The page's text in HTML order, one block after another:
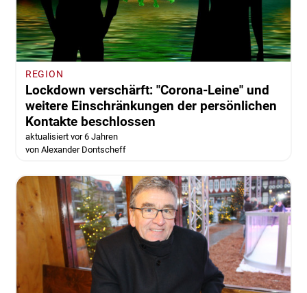
REGION
Lockdown verschärft: "Corona-Leine" und
weitere Einschränkungen der persönlichen
Kontakte beschlossen
aktualisiert vor 6 Jahren
von Alexander Dontscheff